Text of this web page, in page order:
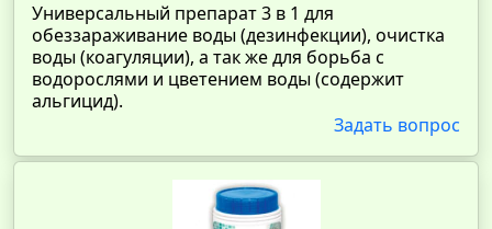
Универсальный препарат 3 в 1 для
обеззараживание воды (дезинфекции), очистка
воды (коагуляции), а так же для борьба с
водорослями и цветением воды (содержит
альгицид).
Задать вопрос